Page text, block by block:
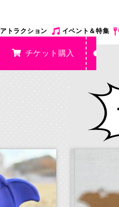
アトラクション イベント＆特集
チケット購入